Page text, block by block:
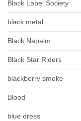
Black Label Society
black metal
Black Napalm
Black Star Riders
blackberry smoke
Blood
blue dress